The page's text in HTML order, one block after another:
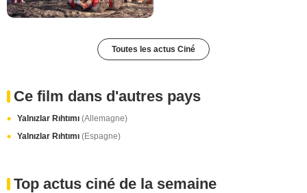
Toutes les actus Ciné
Ce film dans d'autres pays
Yalnızlar Rıhtımı (Allemagne)
Yalnızlar Rıhtımı (Espagne)
Top actus ciné de la semaine